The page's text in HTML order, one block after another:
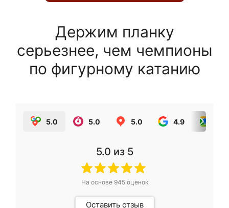
Держим планку
серьезнее, чем чемпионы
по фигурному катанию
5.0 5.0 5.0 4.9
5.0 из 5
На основе 945оценок
Оставить отзыв